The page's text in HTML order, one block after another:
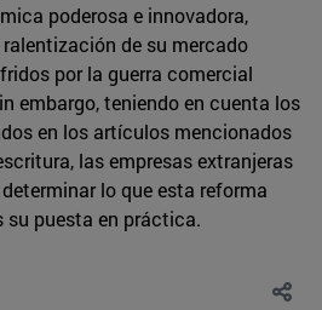
poderosa e innovadora,
de su mercado
por la guerra comercial
embargo, teniendo en cuenta los
en los artículos mencionados
las empresas extranjeras
lo que esta reforma
su puesta en práctica.